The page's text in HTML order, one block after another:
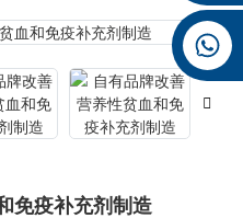
+86 18965423693
免疫补充剂制造